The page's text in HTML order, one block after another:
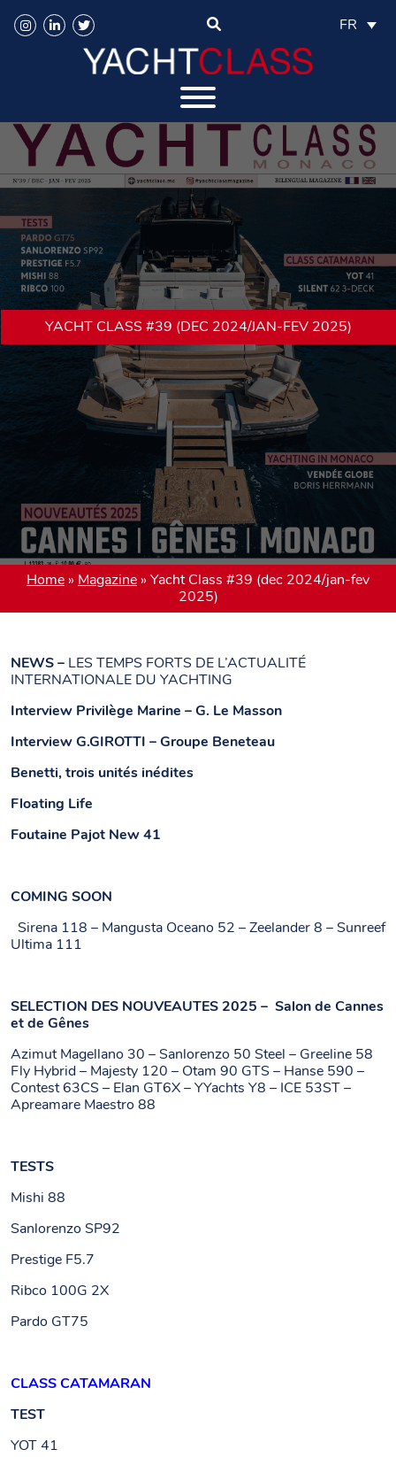
FR
YACHT CLASS #39 (DEC 2024/JAN-FEV 2025)
Home » Magazine » Yacht Class #39 (dec 2024/jan-fev
2025)
NEWS – LES TEMPS FORTS DE L’ACTUALITÉ
INTERNATIONALE DU YACHTING
Interview Privilège Marine – G. Le Masson
Interview G.GIROTTI – Groupe Beneteau
Benetti, trois unités inédites
Floating Life
Foutaine Pajot New 41
COMING SOON
Sirena 118 – Mangusta Oceano 52 – Zeelander 8 – Sunreef
Ultima 111
SELECTION DES NOUVEAUTES 2025 – Salon de Cannes
et de Gênes
Azimut Magellano 30 – Sanlorenzo 50 Steel – Greeline 58
Fly Hybrid – Majesty 120 – Otam 90 GTS – Hanse 590 –
Contest 63CS – Elan GT6X – YYachts Y8 – ICE 53ST –
Apreamare Maestro 88
TESTS
Mishi 88
Sanlorenzo SP92
Prestige F5.7
Ribco 100G 2X
Pardo GT75
CLASS CATAMARAN
TEST
YOT 41